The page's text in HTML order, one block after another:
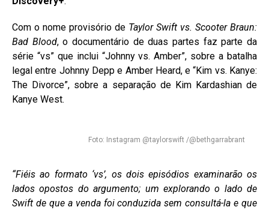
Com o nome provisório de Taylor Swift vs. Scooter Braun:
Bad Blood, o documentário de duas partes faz parte da
série “vs” que inclui “Johnny vs. Amber”, sobre a batalha
legal entre Johnny Depp e Amber Heard, e “Kim vs. Kanye:
The Divorce”, sobre a separação de Kim Kardashian de
Kanye West.
Foto: Instagram @taylorswift /@bethgarrabrant
“Fiéis ao formato ‘vs’, os dois episódios examinarão os
lados opostos do argumento; um explorando o lado de
Swift de que a venda foi conduzida sem consultá-la e que